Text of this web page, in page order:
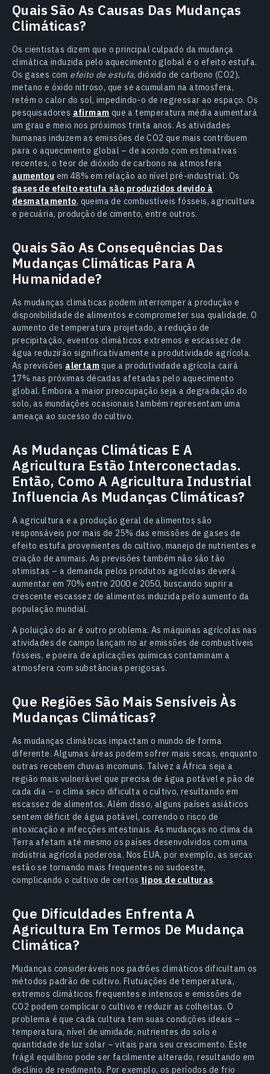
Quais São As Causas Das Mudanças
Climáticas?
Os cientistas dizem que o principal culpado da mudança
climática induzida pelo aquecimento global é o efeito estufa.
Os gases com efeito de estufa, dióxido de carbono (CO2),
metano e óxido nitroso, que se acumulam na atmosfera,
retém o calor do sol, impedindo-o de regressar ao espaço. Os
pesquisadores afirmam que a temperatura média aumentará
um grau e meio nos próximos trinta anos. As atividades
humanas induzem as emissões de CO2 que mais contribuem
para o aquecimento global – de acordo com estimativas
recentes, o teor de dióxido de carbono na atmosfera
aumentou em 48% em relação ao nível pré-industrial. Os
gases de efeito estufa são produzidos devido à
desmatamento, queima de combustíveis fósseis, agricultura
e pecuária, produção de cimento, entre outros.
Quais São As Consequências Das
Mudanças Climáticas Para A
Humanidade?
As mudanças climáticas podem interromper a produção e
disponibilidade de alimentos e comprometer sua qualidade. O
aumento de temperatura projetado, a redução de
precipitação, eventos climáticos extremos e escassez de
água reduzirão significativamente a produtividade agrícola.
As previsões alertamque a produtividade agrícola cairá
17% nas próximas décadas afetadas pelo aquecimento
global. Embora a maior preocupação seja a degradação do
solo, as inundações ocasionais também representam uma
ameaça ao sucesso do cultivo.
As Mudanças Climáticas E A
Agricultura Estão Interconectadas.
Então, Como A Agricultura Industrial
Influencia As Mudanças Climáticas?
A agricultura e a produção geral de alimentos são
responsáveis por mais de 25% das emissões de gases de
efeito estufa provenientes do cultivo, manejo de nutrientes e
criação de animais. As previsões também não são tão
otimistas – a demanda pelos produtos agrícolas deverá
aumentar em 70% entre 2000 e 2050, buscando suprir a
crescente escassez de alimentos induzida pelo aumento da
população mundial.
A poluição do ar é outro problema. As máquinas agrícolas nas
atividades de campo lançam no ar emissões de combustíveis
fósseis, e poeira de aplicações químicas contaminam a
atmosfera com substâncias perigosas.
Que Regiões São Mais Sensíveis Às
Mudanças Climáticas?
As mudanças climáticas impactam o mundo de forma
diferente. Algumas áreas podem sofrer mais secas, enquanto
outras recebem chuvas incomuns. Talvez a África seja a
região mais vulnerável que precisa de água potável e pão de
cada dia – o clima seco dificulta o cultivo, resultando em
escassez de alimentos. Além disso, alguns países asiáticos
sentem déficit de água potável, correndo o risco de
intoxicação e infecções intestinais. As mudanças no clima da
Terra afetam até mesmo os países desenvolvidos com uma
indústria agrícola poderosa. Nos EUA, por exemplo, as secas
estão se tornando mais frequentes no sudoeste,
complicando o cultivo de certos tipos de culturas.
Que Dificuldades Enfrenta A
Agricultura Em Termos De Mudança
Climática?
Mudanças consideráveis nos padrões climáticos dificultam os
métodos padrão de cultivo. Flutuações de temperatura,
extremos climáticos frequentes e intensos e emissões de
CO2 podem complicar o cultivo e reduzir as colheitas. O
problema é que cada cultura tem suas condições ideais –
temperatura, nível de umidade, nutrientes do solo e
quantidade de luz solar – vitais para seu crescimento. Este
frágil equilíbrio pode ser facilmente alterado, resultando em
declínio de rendimento. Por exemplo, os períodos de frio